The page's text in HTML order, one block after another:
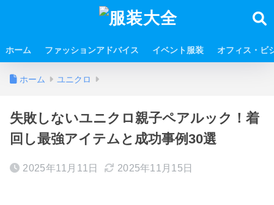
ホーム ファッションアドバイス イベント服装 オフィス・ビ
ホーム ユニクロ
失敗しないユニクロ親子ペアルック！着
回し最強アイテムと成功事例30選
2025年11月11日 2025年11月15日